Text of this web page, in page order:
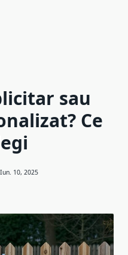
sau
Ce
Iun. 10, 2025